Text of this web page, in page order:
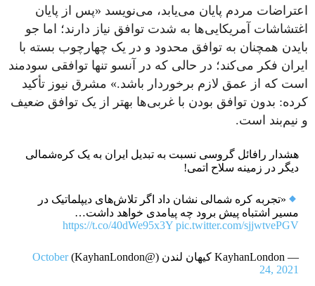
اعتراضات مردم پایان می‌یابد، می‌نویسد «پس از پایان
اغتشاشات آمریکایی‌ها به‌ شدت توافق نیاز دارند؛ اما جو
بایدن همچنان به توافق محدود و در یک چهارچوب بسته با
ایران فکر می‌کند؛ در حالی که در آنسو تنها توافقی سودمند
است که از عمق لازم برخوردار باشد.» مشرق نیوز تأکید
کرده: بدون توافق بودن با غربی‌ها بهتر از یک توافق ضعیف
و نیم‌بند است.
هشدار رافائل گروسی نسبت به تبدیل ایران به یک کره‌شمالی
دیگر در زمینه سلاح اتمی!
«تجربه کره شمالی نشان داد اگر تلاش‌های دیپلماتیک در
مسیر اشتباه پیش برود چه پیامدی خواهد داشت…
https://t.co/40dWe95x3Y pic.twitter.com/sjjwtvePGV
— KayhanLondon کیهان لندن (@KayhanLondon)
October
24, 2021